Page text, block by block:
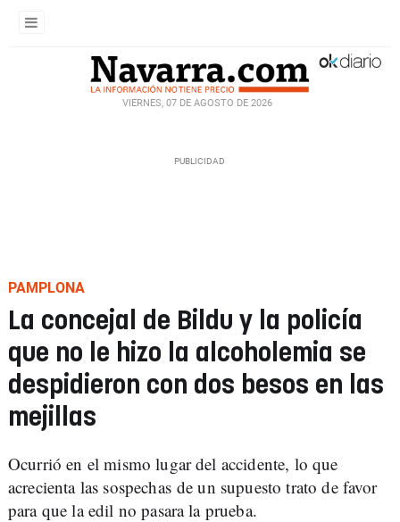
VIERNES, 07 DE AGOSTO DE 2026
PAMPLONA
La concejal de Bildu y la policía
que no le hizo la alcoholemia se
despidieron con dos besos en las
mejillas
Ocurrió en el mismo lugar del accidente, lo que
acrecienta las sospechas de un supuesto trato de favor
para que la edil no pasara la prueba.